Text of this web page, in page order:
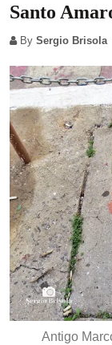
Santo
By Sergio Brisola
Antigo